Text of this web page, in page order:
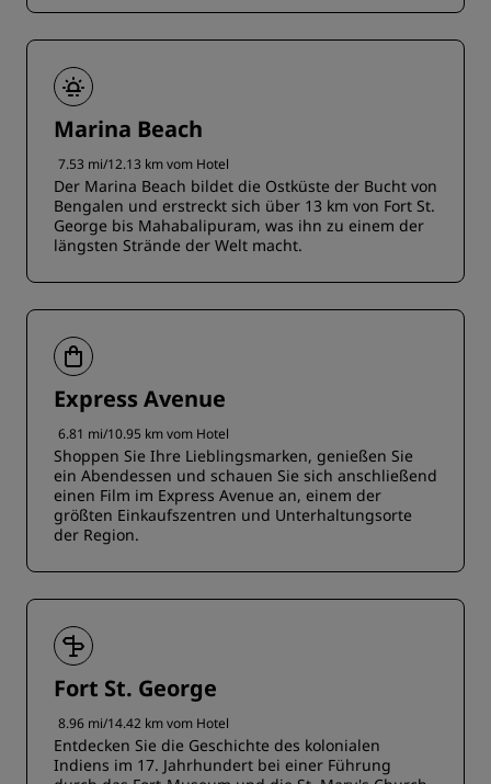
Marina Beach
7.53 mi/12.13 km vom Hotel
Der Marina Beach bildet die Ostküste der Bucht von
Bengalen und erstreckt sich über 13 km von Fort St.
George bis Mahabalipuram, was ihn zu einem der
längsten Strände der Welt macht.
Express Avenue
6.81 mi/10.95 km vom Hotel
Shoppen Sie Ihre Lieblingsmarken, genießen Sie
ein Abendessen und schauen Sie sich anschließend
einen Film im Express Avenue an, einem der
größten Einkaufszentren und Unterhaltungsorte
der Region.
Fort St. George
8.96 mi/14.42 km vom Hotel
Entdecken Sie die Geschichte des kolonialen
Indiens im 17. Jahrhundert bei einer Führung